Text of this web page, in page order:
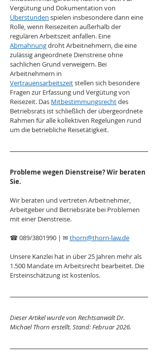
Vergütung und Dokumentation von
Überstunden spielen insbesondere dann eine
Rolle, wenn Reisezeiten außerhalb der
regulären Arbeitszeit anfallen. Eine
Abmahnung droht Arbeitnehmern, die eine
zulässig angeordnete Dienstreise ohne
sachlichen Grund verweigern. Bei
Arbeitnehmern in
Vertrauensarbeitszeit stellen sich besondere
Fragen zur Erfassung und Vergütung von
Reisezeit. Das Mitbestimmungsrecht des
Betriebsrats ist schließlich der übergeordnete
Rahmen für alle kollektiven Regelungen rund
um die betriebliche Reisetätigkeit.
Probleme wegen Dienstreise? Wir beraten
Sie.
Wir beraten und vertreten Arbeitnehmer,
Arbeitgeber und Betriebsräte bei Problemen
mit einer Dienstreise.
☎ 089/3801990 | ✉ thorn@thorn-law.de
Unsere Kanzlei hat in über 25 Jahren mehr als
1.500 Mandate im Arbeitsrecht bearbeitet. Die
Ersteinschätzung ist kostenlos.
Dieser Artikel wurde von Rechtsanwalt Dr.
Michael Thorn erstellt. Stand: Februar 2026.